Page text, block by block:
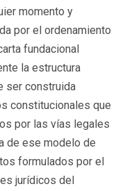
momento y
por el ordenamiento
fundacional
la estructura
ser construida
constitucionales que
por las vías legales
de ese modelo de
formulados por el
jurídicos del